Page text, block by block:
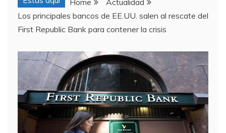
Home
Actualidad
Los principales bancos de EE.UU. salen al rescate del
First Republic Bank para contener la crisis